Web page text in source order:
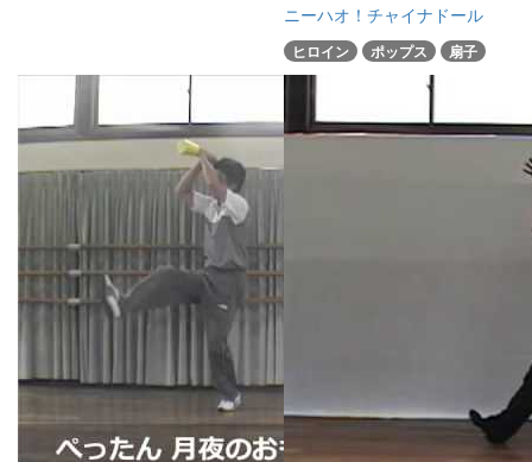
ニーハオ！チャイナドール
ヒロイン ポップス 扇子